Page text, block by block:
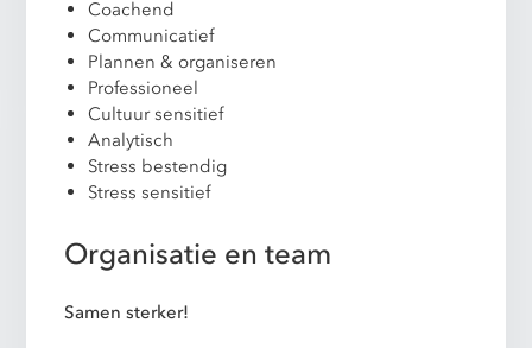
Coachend
Communicatief
Plannen & organiseren
Professioneel
Cultuur sensitief
Analytisch
Stress bestendig
Stress sensitief
Organisatie en team
Samen sterker!